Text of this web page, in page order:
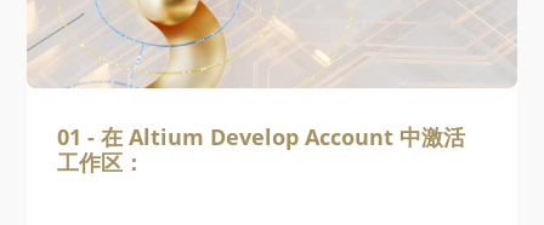
01 - 在 Altium Develop Account 中激活
工作区：